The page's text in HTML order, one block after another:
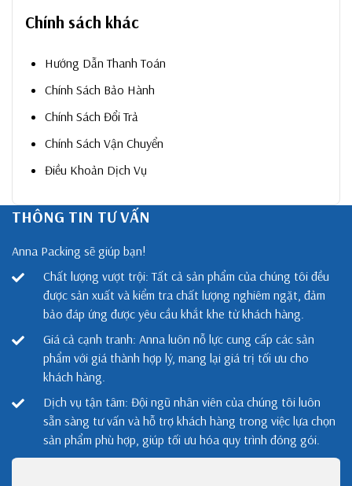
Chính sách khác
Hướng Dẫn Thanh Toán
Chính Sách Bảo Hành
Chính Sách Đổi Trả
Chính Sách Vận Chuyển
Điều Khoản Dịch Vụ
THÔNG TIN TƯ VẤN
Anna Packing sẽ giúp bạn!
Chất lượng vượt trội: Tất cả sản phẩm của chúng tôi đều
được sản xuất và kiểm tra chất lượng nghiêm ngặt, đảm
bảo đáp ứng được yêu cầu khắt khe từ khách hàng.
Giá cả cạnh tranh: Anna luôn nỗ lực cung cấp các sản
phẩm với giá thành hợp lý, mang lại giá trị tối ưu cho
khách hàng.
Dịch vụ tận tâm: Đội ngũ nhân viên của chúng tôi luôn
sẵn sàng tư vấn và hỗ trợ khách hàng trong việc lựa chọn
sản phẩm phù hợp, giúp tối ưu hóa quy trình đóng gói.